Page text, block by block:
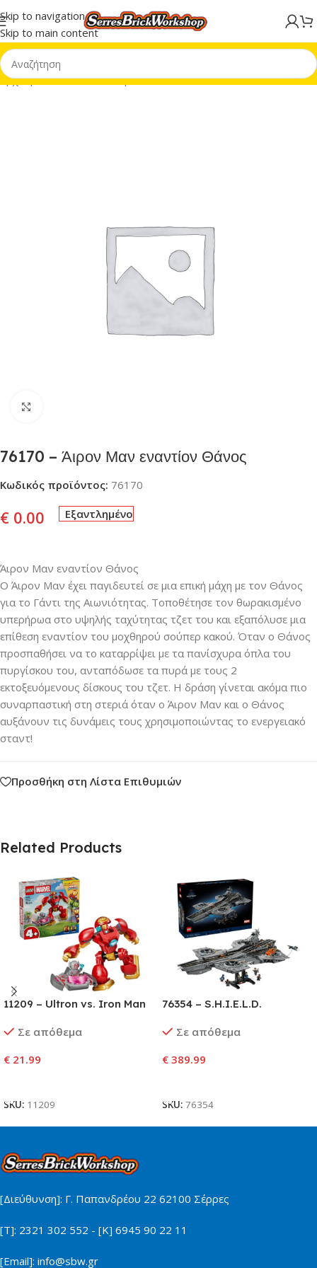
Skip to navigation
Skip to main content
Αρχική σελίδα/LEGO® Super Heroes
76170 – Άιρον Μαν εναντίον Θάνος
Κωδικός προϊόντος: 76170
€ 0.00 Εξαντλημένο
Άιρον Μαν εναντίον Θάνος
Ο Άιρον Μαν έχει παγιδευτεί σε μια επική μάχη με τον Θάνος
για το Γάντι της Αιωνιότητας. Τοποθέτησε τον θωρακισμένο
υπερήρωα στο υψηλής ταχύτητας τζετ του και εξαπόλυσε μια
επίθεση εναντίον του μοχθηρού σούπερ κακού. Όταν ο Θάνος
προσπαθήσει να το καταρρίψει με τα πανίσχυρα όπλα του
πυργίσκου του, ανταπόδωσε τα πυρά με τους 2
εκτοξευόμενους δίσκους του τζετ. Η δράση γίνεται ακόμα πιο
συναρπαστική στη στεριά όταν ο Άιρον Μαν και ο Θάνος
αυξάνουν τις δυνάμεις τους χρησιμοποιώντας το ενεργειακό
σταντ!
Προσθήκη στη Λίστα Επιθυμιών
Related Products
11209 – Ultron vs. Iron Man
Σε απόθεμα
€ 21.99
SKU: 11209
76354 – S.H.I.E.L.D.
Σε απόθεμα
€ 389.99
SKU: 76354
[Διεύθυνση]: Γ. Παπανδρέου 22 62100 Σέρρες
[Τ]: 2321 302 552 - [Κ] 6945 90 22 11
[Email]: info@sbw.gr